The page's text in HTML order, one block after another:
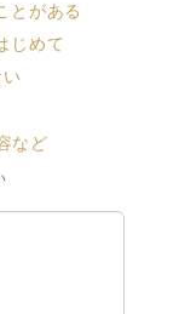
とがある
じめて
など